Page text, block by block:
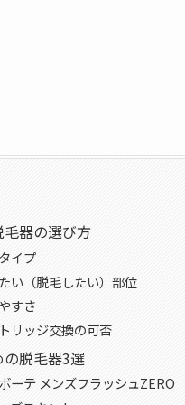
毛器の選び方
イプ
い（脱毛したい）部位
すさ
リッジ交換の可否
の脱毛器3選
ーテ メンズフラッシュZERO